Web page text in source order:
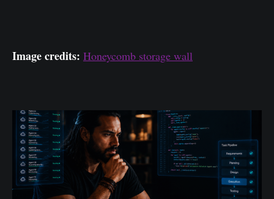
Image credits: Honeycomb storage wall